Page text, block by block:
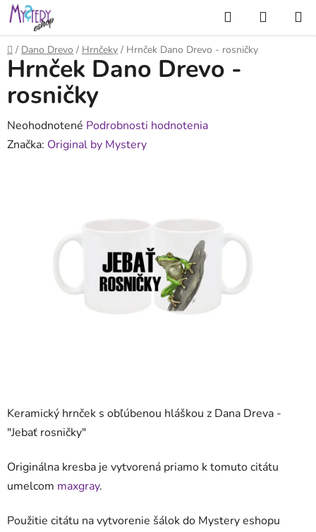
Prejsť
na
obsah
Hľadať
KOŠÍK
Domov
/ Dano Drevo / Hrnčeky / Hrnček Dano Drevo - rosničky
Keramický hrnček s obľúbenou hláškou z Dana Dreva -
"Jebať rosničky"
Originálna kresba je vytvorená priamo k tomuto citátu
umelcom maxgray.
Použitie citátu na vytvorenie šálok do Mystery eshopu
Hrnček Dano Drevo -
rosničky
Priemerné
hodnotenie
Neohodnotené Podrobnosti hodnotenia
Značka: Original by Mystery